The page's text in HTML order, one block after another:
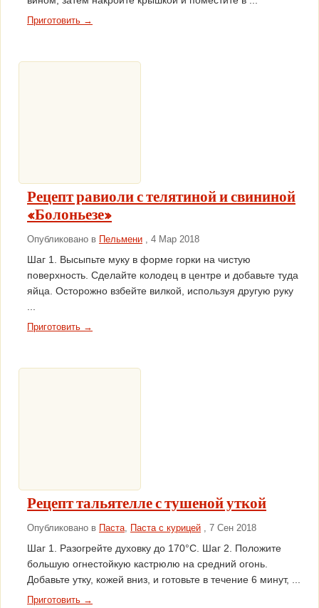
Приготовить →
Рецепт равиоли с телятиной и свининой
«Болоньезе»
Опубликовано в Пельмени , 4 Мар 2018
Шаг 1. Высыпьте муку в форме горки на чистую
поверхность. Сделайте колодец в центре и добавьте туда
яйца. Осторожно взбейте вилкой, используя другую руку
Приготовить →
Рецепт тальятелле с тушеной уткой
Опубликовано в Паста, Паста с курицей , 7 Сен 2018
Шаг 1. Разогрейте духовку до 170°С. Шаг 2. Положите
большую огнестойкую кастрюлю на средний огонь.
Добавьте утку, кожей вниз, и готовьте в течение 6 минут, ...
Приготовить →